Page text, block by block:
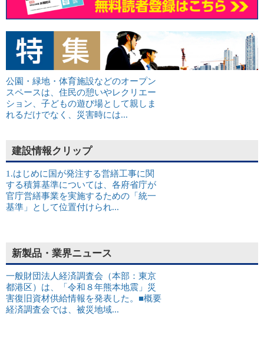
公園・緑地・体育施設などのオープン
スペースは、住民の憩いやレクリエー
ション、子どもの遊び場として親しま
れるだけでなく、災害時には...
建設情報クリップ
1.はじめに国が発注する営繕工事に関
する積算基準については、各府省庁が
官庁営繕事業を実施するための「統一
基準」として位置付けられ...
新製品・業界ニュース
一般財団法人経済調査会（本部：東京
都港区）は、「令和８年熊本地震」災
害復旧資材供給情報を発表した。■概要
経済調査会では、被災地域...